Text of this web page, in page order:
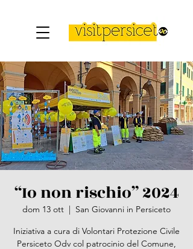
“Io non rischio” 2024
dom 13 ott
  |
San Giovanni in Persiceto
Iniziativa a cura di Volontari Protezione Civile
Persiceto Odv col patrocinio del Comune,